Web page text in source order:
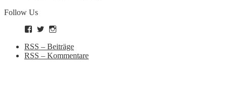
Follow Us
Profil
zockworkorange
auf
Facebook
Profil
zockworkorange
auf
Twitter
zockworkorange
auf
Instagram
RSS – Beiträge
RSS – Kommentare